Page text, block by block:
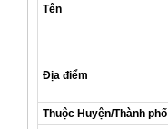
Tên
Địa điểm
Thuộc Huyện/Thành phố